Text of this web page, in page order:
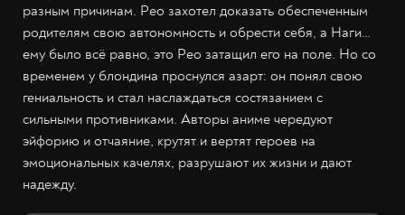
разным причинам. Рео захотел доказать обеспеченным
родителям свою автономность и обрести себя, а Наги…
ему было всё равно, это Рео затащил его на поле. Но со
временем у блондина проснулся азарт: он понял свою
гениальность и стал наслаждаться состязанием с
сильными противниками. Авторы аниме чередуют
эйфорию и отчаяние, крутят и вертят героев на
эмоциональных качелях, разрушают их жизни и дают
надежду.